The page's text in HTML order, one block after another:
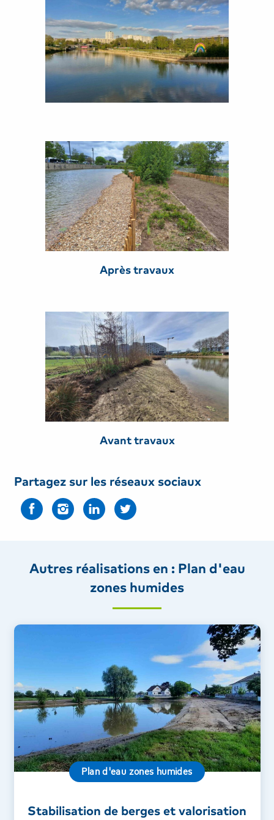
Après travaux
Avant travaux
Partagez sur les réseaux sociaux
Autres réalisations en : Plan d'eau
zones humides
Plan d'eau zones humides
Stabilisation de berges et valorisation